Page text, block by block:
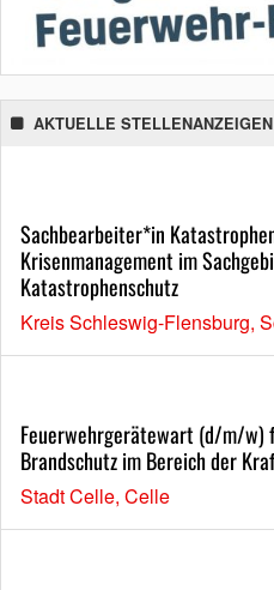
AKTUELLE STELLENANZEIGEN
Sachbearbeiter*in
Krisenmanagement im
Katastrophenschutz
Kreis Schleswig-Flensburg,
Feuerwehrgerätewart (d/m/w)
Brandschutz im Bereich der
Stadt Celle, Celle